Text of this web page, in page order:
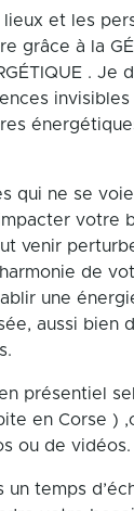
lieux et les
grâce à la
.
qui ne se
votre
venir
de
une
aussi bien
présentiel
en Corse )
ou de vidéos.
temps